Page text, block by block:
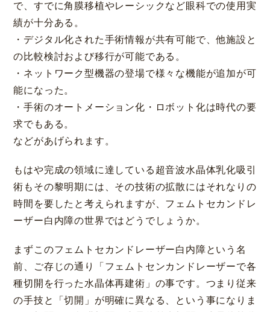
で、すでに角膜移植やレーシックなど眼科での使用実
績が十分ある。
・デジタル化された手術情報が共有可能で、他施設と
の比較検討および移行が可能である。
・ネットワーク型機器の登場で様々な機能が追加が可
能になった。
・手術のオートメーション化・ロボット化は時代の要
求でもある。
などがあげられます。
もはや完成の領域に達している超音波水晶体乳化吸引
術もその黎明期には、その技術の拡散にはそれなりの
時間を要したと考えられますが、フェムトセカンドレ
ーザー白内障の世界ではどうでしょうか。
まずこのフェムトセカンドレーザー白内障という名
前、ご存じの通り「フェムトセンカンドレーザーで各
種切開を行った水晶体再建術」の事です。つまり従来
の手技と「切開」が明確に異なる、という事になりま